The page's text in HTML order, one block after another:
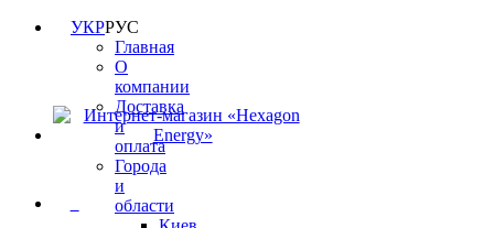
УКРРУС
Главная
О
компании
Доставка
и
оплата
Города
и
области